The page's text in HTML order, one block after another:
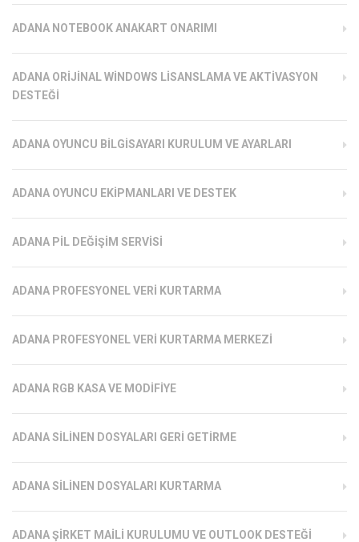
ADANA NOTEBOOK ANAKART ONARIMI
ADANA ORIJINAL WINDOWS LISANSLAMA VE AKTIVASYON
DESTEĞI
ADANA OYUNCU BILGISAYARI KURULUM VE AYARLARI
ADANA OYUNCU EKIPMANLARI VE DESTEK
ADANA PIL DEĞIŞIM SERVISI
ADANA PROFESYONEL VERI KURTARMA
ADANA PROFESYONEL VERI KURTARMA MERKEZI
ADANA RGB KASA VE MODIFIYE
ADANA SILINEN DOSYALARI GERI GETIRME
ADANA SILINEN DOSYALARI KURTARMA
ADANA ŞIRKET MAILI KURULUMU VE OUTLOOK DESTEĞI